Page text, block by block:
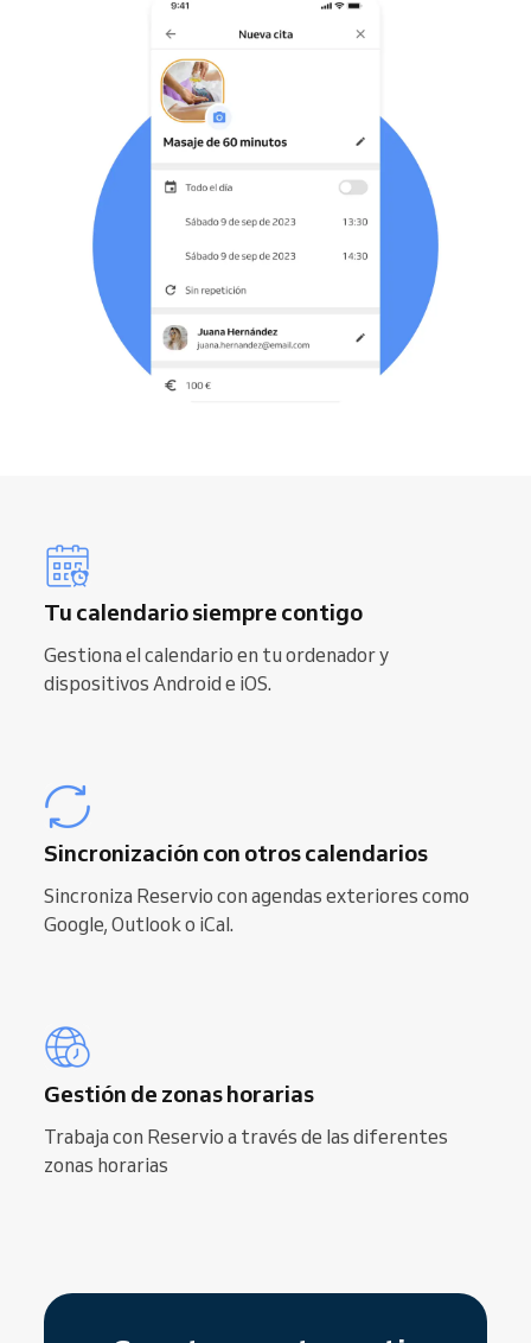
Tu calendario siempre contigo
Gestiona el calendario en tu ordenador y
dispositivos Android e iOS.
Sincronización con otros calendarios
Sincroniza Reservio con agendas exteriores como
Google, Outlook o iCal.
Gestión de zonas horarias
Trabaja con Reservio a través de las diferentes
zonas horarias